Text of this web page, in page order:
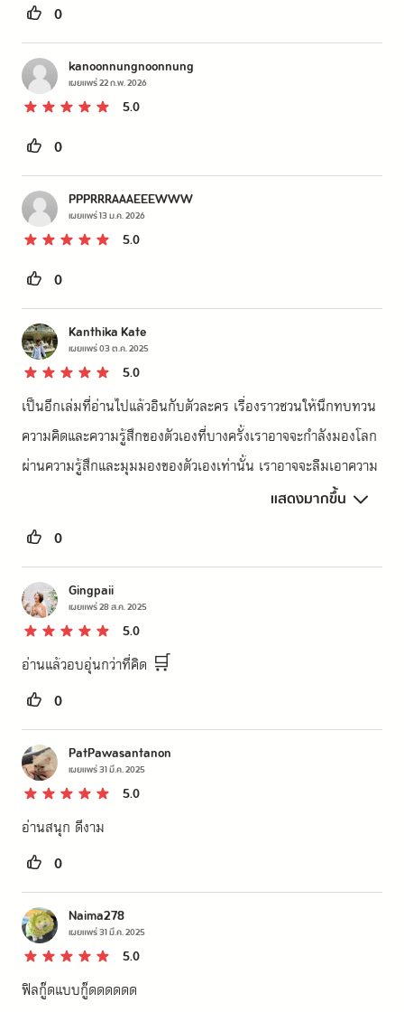
0
kanoonnungnoonnung
เผยแพร่22 ก.พ. 2026
5.0
0
PPPRRRAAAEEEWWW
เผยแพร่13 ม.ค. 2026
5.0
0
Kanthika Kate
เผยแพร่03 ต.ค. 2025
5.0
เป็นอีกเล่มที่อ่านไปแล้วอินกับตัวละคร เรื่องราวชวนให้นึกทบทวน
ความคิดและความรู้สึกของตัวเองที่บางครั้งเราอาจจะกำลังมองโลก
ผ่านความรู้สึกและมุมมองของตัวเองเท่านั้น เราอาจจะลืมเอาความ
รู้สึกของคนที่รักเรามาใส่ใจ ทกโกทำให้เราได้คิดและลองปรับมุมม
องให้เข้าใจคนอื่นมากขึ้น ถือเป็นอีกเรื่องที่ดีมากๆเลย
แสดงมากขึ้น
0
Gingpaii
เผยแพร่28 ส.ค. 2025
5.0
อ่านแล้วอบอุ่นกว่าที่คิด 🛒
0
PatPawasantanon
เผยแพร่31 มี.ค. 2025
5.0
อ่านสนุก ดีงาม
0
Naima278
เผยแพร่31 มี.ค. 2025
5.0
ฟิลกู๊ดแบบกู๊ดดดดดด